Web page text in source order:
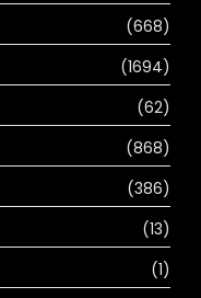
(668)
(1694)
(62)
(868)
(386)
(13)
(1)